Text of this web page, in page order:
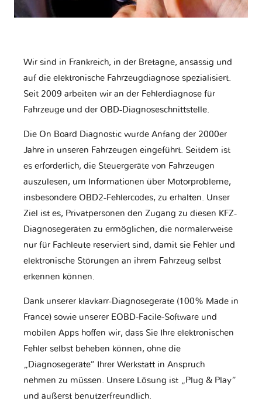
Wir sind in Frankreich, in der Bretagne, ansässig und
auf die elektronische Fahrzeugdiagnose spezialisiert.
Seit 2009 arbeiten wir an der Fehlerdiagnose für
Fahrzeuge und der OBD-Diagnoseschnittstelle.
Die On Board Diagnostic wurde Anfang der 2000er
Jahre in unseren Fahrzeugen eingeführt. Seitdem ist
es erforderlich, die Steuergeräte von Fahrzeugen
auszulesen, um Informationen über Motorprobleme,
insbesondere OBD2-Fehlercodes, zu erhalten. Unser
Ziel ist es, Privatpersonen den Zugang zu diesen KFZ-
Diagnosegeräten zu ermöglichen, die normalerweise
nur für Fachleute reserviert sind, damit sie Fehler und
elektronische Störungen an ihrem Fahrzeug selbst
erkennen können.
Dank unserer klavkarr-Diagnosegeräte (100% Made in
France) sowie unserer EOBD-Facile-Software und
mobilen Apps hoffen wir, dass Sie Ihre elektronischen
Fehler selbst beheben können, ohne die
„Diagnosegeräte“ Ihrer Werkstatt in Anspruch
nehmen zu müssen. Unsere Lösung ist „Plug & Play“
und äußerst benutzerfreundlich.